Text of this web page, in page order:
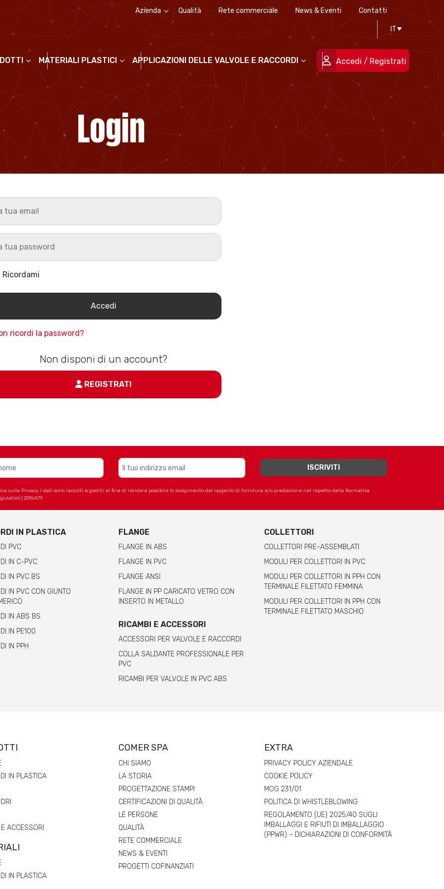
Azienda
Progettazione stampi Certificazioni di qualità
Progetti cofinanziati
Qualità Rete commerciale News & Eventi Contatti
IT
MATERIALI PLASTICI APPLICAZIONI DELLE VALVOLE E RACCORDI Accedi / Registrati
Login
Ricordami
ricordi la password?
Non disponi di un account?
REGISTRATI
sulla Privacy. I dati sono raccolti e gestiti al fine di rendere possibile lo svolgimento del rapporto di fornitura e/o prestazione nel rispetto della Normativa
2016/679
IN PLASTICA
PVC
IN C-PVC
IN PVC BS
IN PVC CON GIUNTO
IN ABS BS
IN PE100
IN PPH
FLANGE
FLANGE IN ABS
FLANGE IN PVC
FLANGE ANSI
FLANGE IN PP CARICATO VETRO CON
INSERTO IN METALLO
RICAMBI E ACCESSORI
ACCESSORI PER VALVOLE E RACCORDI
COLLA SALDANTE PROFESSIONALE PER
PVC
RICAMBI PER VALVOLE IN PVC ABS
COLLETTORI
COLLETTORI PRE-ASSEMBLATI
MODULI PER COLLETTORI IN PVC
MODULI PER COLLETTORI IN PPH CON
TERMINALE FILETTATO FEMMINA
MODULI PER COLLETTORI IN PPH CON
TERMINALE FILETTATO MASCHIO
IN PLASTICA
ACCESSORI
IN PLASTICA
COMER SPA
CHI SIAMO
LA STORIA
PROGETTAZIONE STAMPI
CERTIFICAZIONI DI QUALITÀ
LE PERSONE
QUALITÀ
RETE COMMERCIALE
NEWS & EVENTI
PROGETTI COFINANZIATI
EXTRA
PRIVACY POLICY AZIENDALE
COOKIE POLICY
MOG 231/01
POLITICA DI WHISTLEBLOWING
REGOLAMENTO (UE) 2025/40 SUGLI
IMBALLAGGI E RIFIUTI DI IMBALLAGGIO
(PPWR) – DICHIARAZIONI DI CONFORMITÀ